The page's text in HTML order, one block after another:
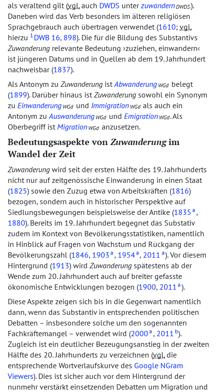
als veraltend gilt (vgl.auch DWDS unterzuwandernDWDS).
Daneben wird das Verb besonders im älteren religiösen
Sprachgebrauch auch übertragen verwendet (1610; vgl.
hierzu 1 DWB 16, 898). Die für die Bildung des Substantivs
Zuwanderung relevante Bedeutung zuziehen, einwandern
ist jüngeren Datums und in Quellen ab dem 19. Jahrhundert
nachweisbar (1837).
Als Antonym zu Zuwanderung istAbwanderung WGd belegt
(1899). Darüber hinaus istZuwanderung sowohl ein Synonym
zu Einwanderung WGd und Immigration WGd als auch ein
Antonym zuAuswanderung WGd und Emigration WGd. Als
Oberbegriff istMigration WGd anzusetzen.
Bedeutungsaspekte von Zuwanderungim
Wandel der Zeit
Zuwanderung wird seit der ersten Hälfte des 19. Jahrhunderts
nicht nur auf zeitgenössische Einwanderung in einen Staat
(1825) sowie den Zuzug etwa von Arbeitskräften (1816)
bezogen, sondern auch in historischer Perspektive auf
Siedlungsbewegungen beispielsweise der Antike (1835 a ,
1880). Bereits im 19. Jahrhundert begegnet das Substativ
zudem im Kontext von Bevölkerungsstatistiken, namentlich
in Hinblick auf Fragen von Wachstum und Rückgang der
Bevölkerungszahl (1846, 1903 a , 1954a , 2011 a). Vor diesem
Hintergrund (1913) wird Zuwanderung spätestens ab der
Wende zum 20. Jahrhundert auch auf breiter gefasste
ökonomische Entwicklungen bezogen (1900, 2011 a ).
Diese Aspekte zeigen sich bis in die Gegenwart namentlich
dann, wenn das Substantiv in entsprechenden politischen
Debatten – insbesondere solche um den sogenannten
Fachkräftemangel – verwendet wird (2000 a , 2011 b).
Zugleich ist ein deutlicher Bezeugungsanstieg in der zweiten
Hälfte des 20. Jahrhunderts zu verzeichnen (vgl.die
entsprechende Wortverlaufskurve des Google NGram
Viewers). Dies ist sicher auch vor dem Hintergrund der
nunmehr verstärkt einsetzenden Debatten um Migration und